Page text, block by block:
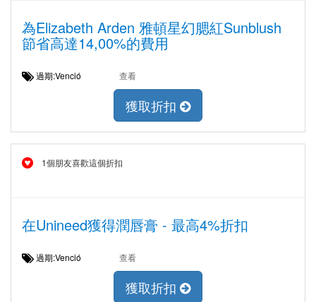
為Elizabeth Arden 雅頓星幻腮紅Sunblush
節省高達14,00%的費用
過期:Venció 查看
獲取折扣
1個朋友喜歡這個折扣
在Unineed獲得潤唇膏 - 最高4%折扣
過期:Venció 查看
獲取折扣